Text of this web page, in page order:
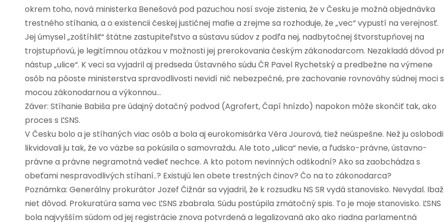
okrem toho, nová ministerka Benešová pod pazuchou nosí svoje zistenia, že v Česku je možná objednávka
trestného stíhania, a o existencii českej justičnej mafie a zrejme sa rozhoduje, že „vec“ vypustí na verejnosť.
Jej úmysel „zoštíhliť“ štátne zastupiteľstvo a sústavu súdov z podľa nej, nadbytočnej štvorstupňovej na
trojstupňovú, je legitímnou otázkou v možnosti jej prerokovania českým zákonodarcom. Nezakladá dôvod
nástup „ulice“. K veci sa vyjadril aj predseda Ústavného súdu ČR Pavel Rychetský a predbežne na výmene
osôb na pôoste ministerstva spravodlivosti nevidí nič nebezpečné, pre zachovanie rovnováhy súdnej moci s
mocou zákonodarnou a výkonnou…
Záver: Stíhanie Babiša pre údajný dotačný podvod (Agrofert, Čapí hnízdo) napokon môže skončiť tak, ako
proces s ĽSNS.
V Česku bolo a je stíhaných viac osôb a bola aj eurokomisárka Věra Jourová, tiež neúspešne. Než ju
likvidovali ju tak, že vo väzbe sa pokúsila o samovraždu. Ale toto „ulica“ nevie, a ľudsko-právne, ústavno-
právne a právne negramotná vedieť nechce. A kto potom nevinných odškodní? Ako sa zaobchádza s
obeťami nespravodlivých stíhaní..? Existujú len obete trestných činov? Čo na to zákonodarca?
Poznámka: Generálny prokurátor Jozef Čižnár sa vyjadril, že k rozsudku NS SR vydá stanovisko. Nevydal.
niet dôvod. Prokuratúra sama vec ĽSNS zbabrala. Súdu postúpila zmätočný spis. To je moje stanovisko. ĽSNS
bola najvyšším súdom od jej registrácie znova potvrdená a legalizovaná ako ako riadna parlamentná